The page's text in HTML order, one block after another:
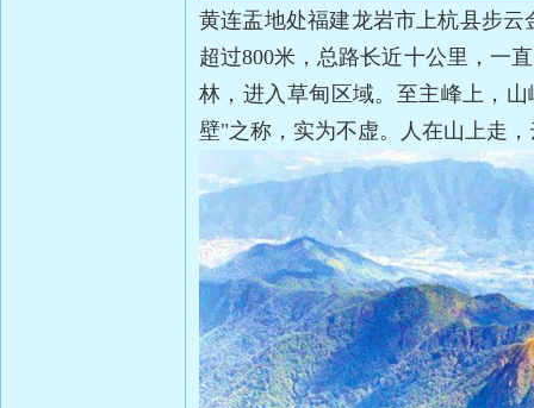
黄连盂地处福建龙岩市上杭县步
超过800米，总路长近十公里，一
林，进入草甸区域。至主峰上，
壁"之称，实为不虚。人在山上走